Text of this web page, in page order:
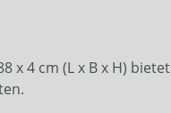
x 4 cm (L x B x H) bietet